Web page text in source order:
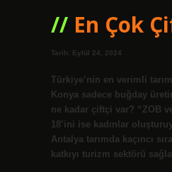
En Çok
Tarih: Eylül 24, 2024
Türkiye’nin en verimli
Konya sadece buğday
ne kadar çiftçi var? “ZOB
18’ini ise kadınlar
Antalya tarımda kaçıncı
katkıyı turizm sektörü